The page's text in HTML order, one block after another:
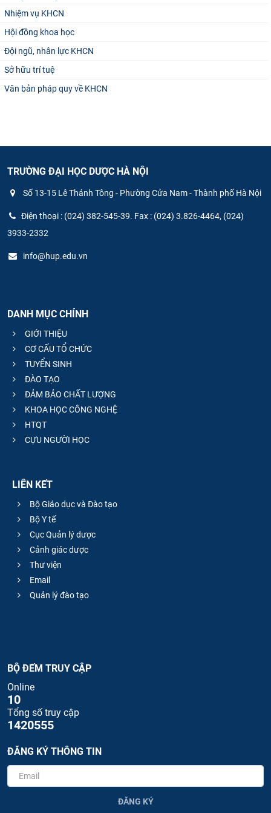
Nhiệm vụ KHCN
Hội đồng khoa học
Đội ngũ, nhân lực KHCN
Sở hữu trí tuệ
Văn bản pháp quy về KHCN
TRƯỜNG ĐẠI HỌC DƯỢC HÀ NỘI
Số 13-15 Lê Thánh Tông - Phường Cửa Nam - Thành phố Hà Nội
Điện thoại : (024) 382-545-39. Fax : (024) 3.826-4464, (024)
3933-2332
info@hup.edu.vn
DANH MỤC CHÍNH
GIỚI THIỆU
CƠ CẤU TỔ CHỨC
TUYỂN SINH
ĐÀO TẠO
ĐẢM BẢO CHẤT LƯỢNG
KHOA HỌC CÔNG NGHỆ
HTQT
CỰU NGƯỜI HỌC
LIÊN KẾT
Bộ Giáo dục và Đào tạo
Bộ Y tế
Cục Quản lý dược
Cảnh giác dược
Thư viện
Email
Quản lý đào tạo
BỘ ĐẾM TRUY CẬP
Online
10
Tổng số truy cập
1420555
ĐĂNG KÝ THÔNG TIN
ĐĂNG KÝ